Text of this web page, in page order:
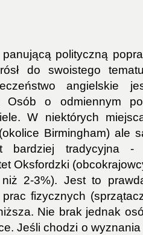
polityczną
do swoistego
angielskie
Osób o odmiennym
W niektórych
Birmingham) ale
bardziej tradycyjna
Oksfordzki
2-3%). Jest to
fizycznych
Nie brak jednak
Jeśli chodzi o